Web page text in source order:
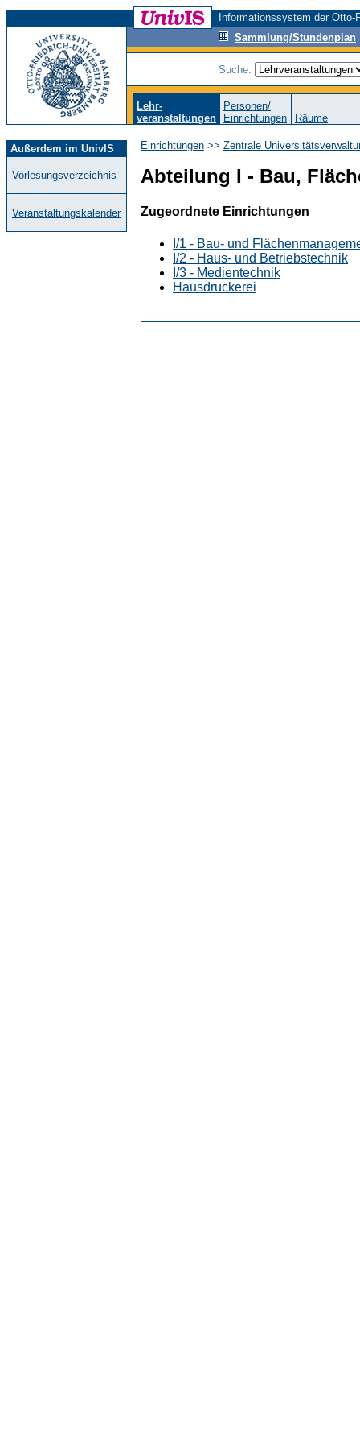
Informationssystem der
Sammlung/Stundenplan
Suche:
Lehr-
veranstaltungen
Personen/
Einrichtungen
Räume
Außerdem im UnivIS
Vorlesungsverzeichnis
Veranstaltungskalender
Einrichtungen >> Zentrale
Abteilung I - Bau,
Zugeordnete Einrichtungen
I/1 - Bau- und
I/2 - Haus- und Betriebstechnik
I/3 - Medientechnik
Hausdruckerei